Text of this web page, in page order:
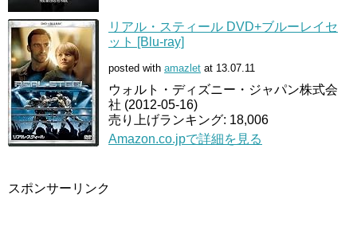
リアル・スティール DVD+ブルーレイセ
ット [Blu-ray]
posted with amazlet at 13.07.11
ウォルト・ディズニー・ジャパン株式会
社 (2012-05-16)
売り上げランキング: 18,006
Amazon.co.jpで詳細を見る
スポンサーリンク